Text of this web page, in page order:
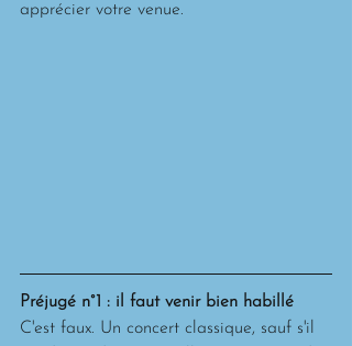
apprécier votre venue.
Préjugé n°1 : il faut venir bien habillé
C'est faux. Un concert classique, sauf s'il